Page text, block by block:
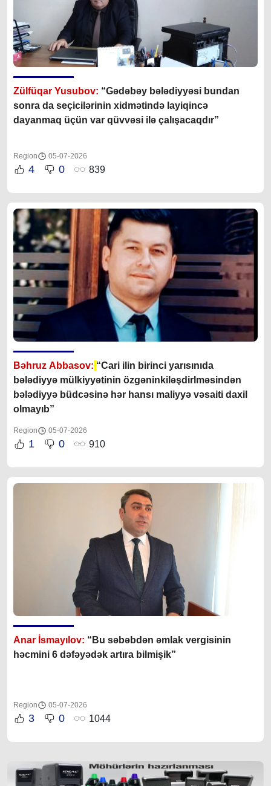
Zülfüqar Yusubov: “Gədəbəy bələdiyyəsi bundan
sonra da seçicilərinin xidmətində layiqincə
dayanmaq üçün var qüvvəsi ilə çalışacaqdır”
Region 05-07-2026
4 0 839
Bəhruz Abbasov: “Cari ilin birinci yarısınıda
bələdiyyə mülkiyyətinin özgəninkiləşdirlməsindən
bələdiyyə büdcəsinə hər hansı maliyyə vəsaiti daxil
olmayıb”
Region 05-07-2026
1 0 910
Anar İsmayılov: “Bu səbəbdən əmlak vergisinin
həcmini 6 dəfəyədək artıra bilmişik”
Region 05-07-2026
3 0 1044